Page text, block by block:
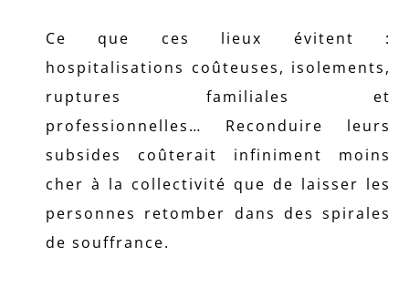
Ce que ces lieux évitent :
hospitalisations coûteuses, isolements,
ruptures familiales et
professionnelles… Reconduire leurs
subsides coûterait infiniment moins
cher à la collectivité que de laisser les
personnes retomber dans des spirales
de souffrance.